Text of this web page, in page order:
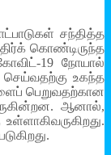
சந்தித்த
கொண்டிருந்த
19 நோயால்
செய்வதற்கு உகந்த
பெறுவதற்கான
ஆனால்,